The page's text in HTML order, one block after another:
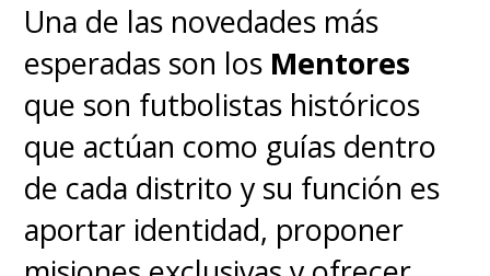
Una de las novedades más
esperadas son los Mentores
que son futbolistas históricos
que actúan como guías dentro
de cada distrito y su función es
aportar identidad, proponer